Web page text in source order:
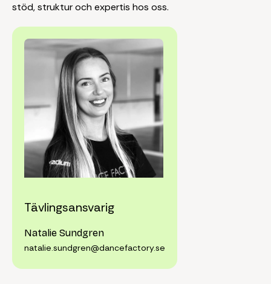
stöd, struktur och expertis hos oss.
Tävlingsansvarig
Natalie Sundgren
natalie.sundgren@dancefactory.se